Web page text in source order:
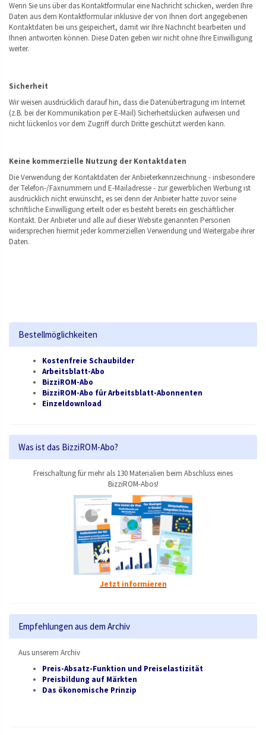
Wenn Sie uns über das Kontaktformular eine Nachricht schicken, werden Ihre
Daten aus dem Kontaktformular inklusive der von Ihnen dort angegebenen
Kontaktdaten bei uns gespeichert, damit wir Ihre Nachricht bearbeiten und
Ihnen antworten können. Diese Daten geben wir nicht ohne Ihre Einwilligung
weiter.
Sicherheit
Wir weisen ausdrücklich darauf hin, dass die Datenübertragung im Internet
(z.B. bei der Kommunikation per E-Mail) Sicherheitslücken aufweisen und
nicht lückenlos vor dem Zugriff durch Dritte geschützt werden kann.
Keine kommerzielle Nutzung der Kontaktdaten
Die Verwendung der Kontaktdaten der Anbieterkennzeichnung - insbesondere
der Telefon-/Faxnummern und E-Mailadresse - zur gewerblichen Werbung ist
ausdrücklich nicht erwünscht, es sei denn der Anbieter hatte zuvor seine
schriftliche Einwilligung erteilt oder es besteht bereits ein geschäftlicher
Kontakt. Der Anbieter und alle auf dieser Website genannten Personen
widersprechen hiermit jeder kommerziellen Verwendung und Weitergabe ihrer
Daten.
Bestellmöglichkeiten
Kostenfreie Schaubilder
Arbeitsblatt-Abo
BizziROM-Abo
BizziROM-Abo für Arbeitsblatt-Abonnenten
Einzeldownload
Was ist das BizziROM-Abo?
Freischaltung für mehr als 130 Materialien beim Abschluss eines
BizziROM-Abos!
Jetzt informieren
Empfehlungen aus dem Archiv
Aus unserem Archiv
Preis-Absatz-Funktion und Preiselastizität
Preisbildung auf Märkten
Das ökonomische Prinzip